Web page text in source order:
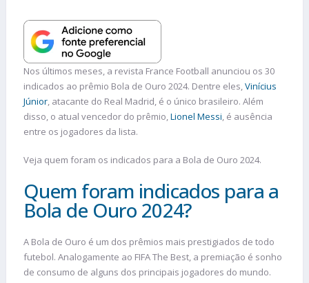
Nos últimos meses, a revista France Football anunciou os 30
indicados ao prêmio Bola de Ouro 2024. Dentre eles,Vinícius
Júnior, atacante do Real Madrid, é o único brasileiro. Além
disso, o atual vencedor do prêmio,Lionel Messi, é ausência
entre os jogadores da lista.
Veja quem foram os indicados para a Bola de Ouro 2024.
Quem foram indicados para a
Bola de Ouro 2024?
A Bola de Ouro é um dos prêmios mais prestigiados de todo
futebol. Analogamente ao FIFA The Best, a premiação é sonho
de consumo de alguns dos principais jogadores do mundo.